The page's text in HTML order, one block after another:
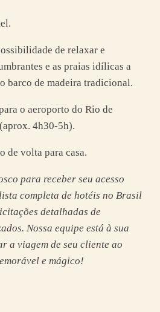
de relaxar e
e as praias idílicas a
barco de madeira tradicional.
o aeroporto do Rio de
4h30-5h).
de volta para casa.
para receber seu acesso
completa de hotéis no Brasil
detalhadas de
Nossa equipe está à sua
a viagem de seu cliente ao
e mágico!